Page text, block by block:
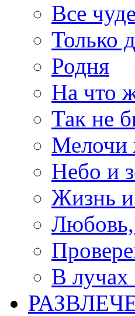
Все
Только
Родня
На что
Так не
Мелочи
Небо и
Жизнь
В лучах